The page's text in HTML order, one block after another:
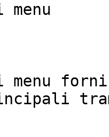
menu